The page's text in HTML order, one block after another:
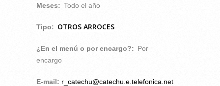
Meses: Todo el año
Tipo: OTROS ARROCES
¿En el menú o por encargo?: Por
encargo
E-mail: r_catechu@catechu.e.telefonica.net